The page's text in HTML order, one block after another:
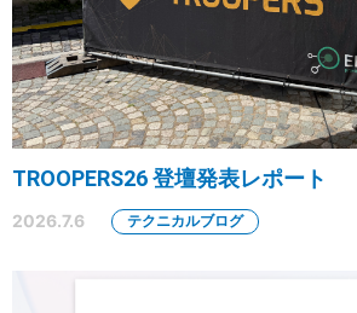
TROOPERS26 登壇発表レポート
2026.7.6 テクニカルブログ